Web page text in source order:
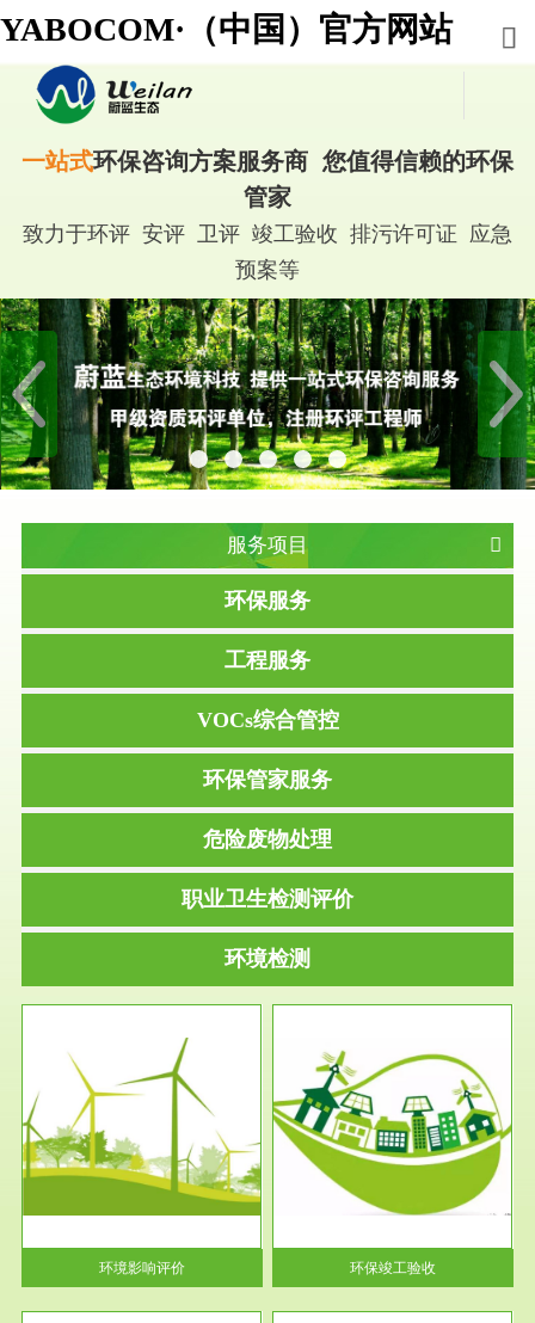
YABOCOM·（中国）官方网站
一站式环保咨询方案服务商 您值得信赖的环保
管家
致力于环评 安评 卫评 竣工验收 排污许可证 应急
预案等
服务项目
环保服务
工程服务
VOCs综合管控
环保管家服务
危险废物处理
职业卫生检测评价
环境检测
环境影响评价
服务范围
环保竣工验收
根据《建设项目环境保护管理条
例》第十七条 编制环境影响报
告书、...
环保竣工验收